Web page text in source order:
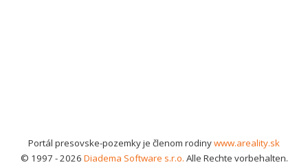
Portál presovske-pozemky je členom rodinywww.areality.sk
© 1997 - 2026 Diadema Software s.r.o. Alle Rechte vorbehalten.